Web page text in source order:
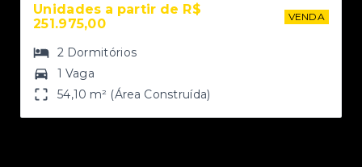
Unidades a partir de R$
251.975,00
VENDA
2 Dormitórios
1 Vaga
54,10 m² (Área Construída)